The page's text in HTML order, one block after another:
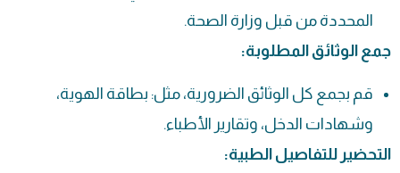
المحددة من قبل وزارة الصحة.
جمع الوثائق المطلوبة:
قم بجمع كل الوثائق الضرورية، مثل: بطاقة الهوية،
وشهادات الدخل، وتقارير الأطباء.
التحضير للتفاصيل الطبية: